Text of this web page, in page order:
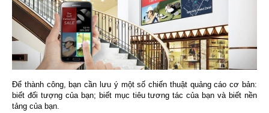
Để thành công, bạn cần lưu ý một số chiến thuật quảng cáo cơ bản:
biết đối tượng của bạn; biết mục tiêu tương tác của bạn và biết nền
tảng của bạn.